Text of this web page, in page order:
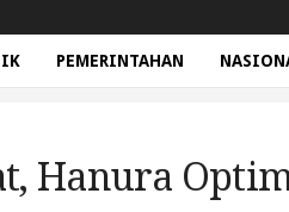
PEMERINTAHAN
Hanura